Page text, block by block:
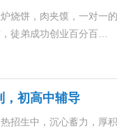
烧饼，肉夹馍，一对一
徒弟成功创业百分百…
，初高中辅导
招生中，沉心蓄力，厚